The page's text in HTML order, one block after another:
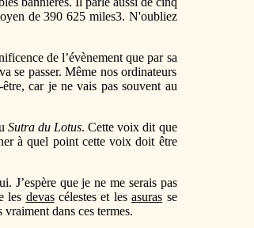
de 390 625 miles3. N'oubliez
de l’évènement que par sa
se passer. Même nos ordinateurs
car je ne vais pas souvent au
Sutra du Lotus. Cette voix dit que
à quel point cette voix doit être
J’espère que je ne me serais pas
les devascélestes et lesasuras se
dans ces termes.